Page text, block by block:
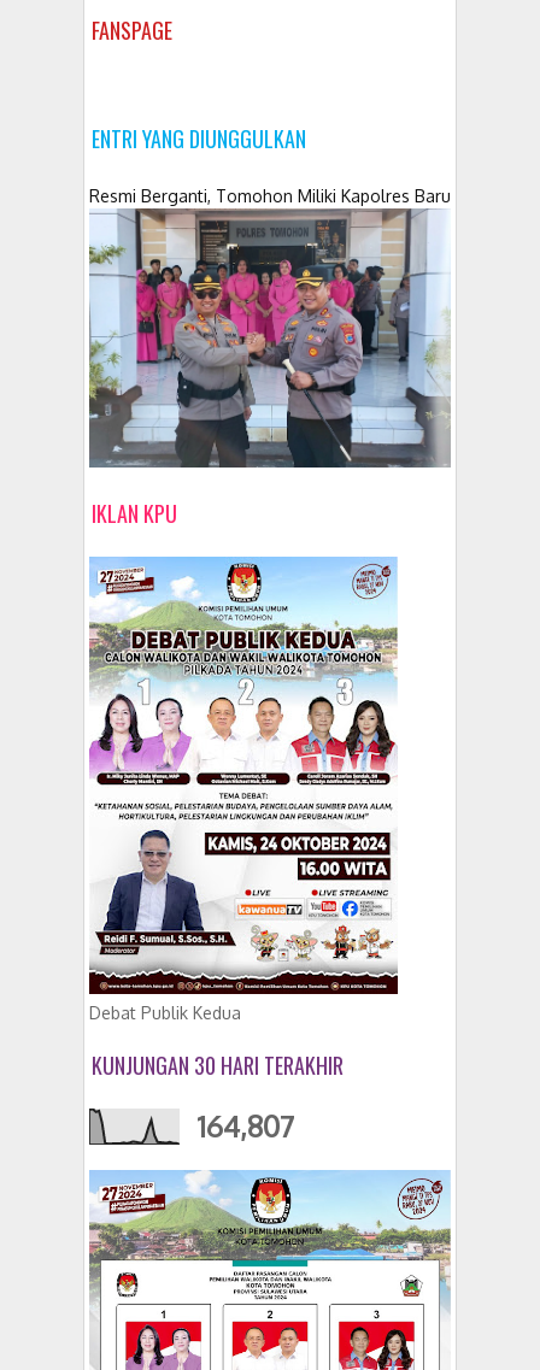
FANSPAGE
ENTRI YANG DIUNGGULKAN
Resmi Berganti, Tomohon Miliki Kapolres Baru
IKLAN KPU
Debat Publik Kedua
KUNJUNGAN 30 HARI TERAKHIR
164,807